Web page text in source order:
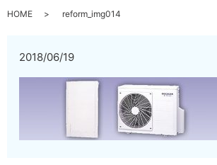
HOME reform_img014
2018/06/19